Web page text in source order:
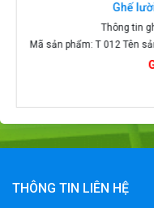
Ghế
Thông tin
Mã sản phẩm: T 012 Tên
khóa kéo Màu sắc: đỏ , ghi
M ; 80 x 100 cm
THÔNG TIN LIÊN HỆ